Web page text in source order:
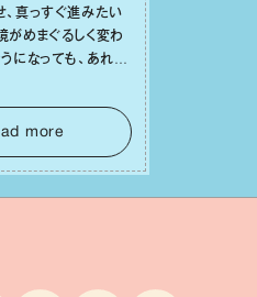
、真っすぐ進みたい
がめまぐるしく変わ
になっても、あれこ
の前のことに集中しま
決意が、あなたにと
た成果を引き寄せま
more